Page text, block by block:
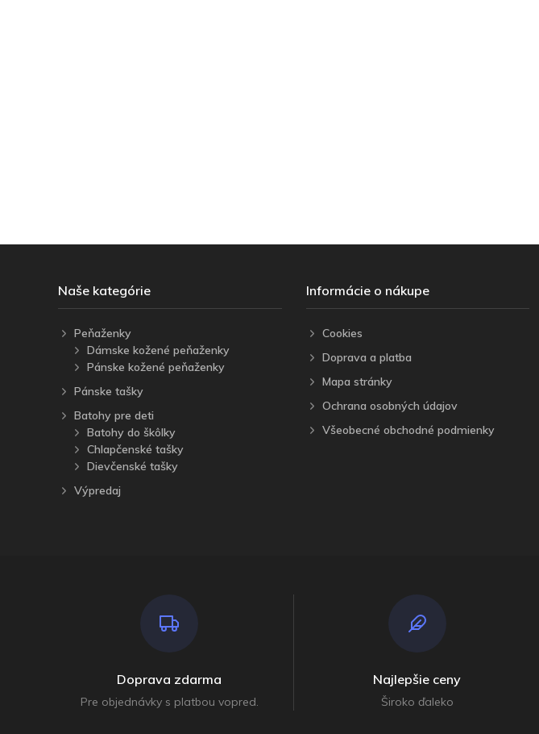
Naše kategórie
Peňaženky
Dámske kožené peňaženky
Pánske kožené peňaženky
Pánske tašky
Batohy pre deti
Batohy do škôlky
Chlapčenské tašky
Dievčenské tašky
Výpredaj
Informácie o nákupe
Cookies
Doprava a platba
Mapa stránky
Ochrana osobných údajov
Všeobecné obchodné podmienky
Doprava zdarma
Pre objednávky s platbou vopred.
Najlepšie ceny
Široko ďaleko